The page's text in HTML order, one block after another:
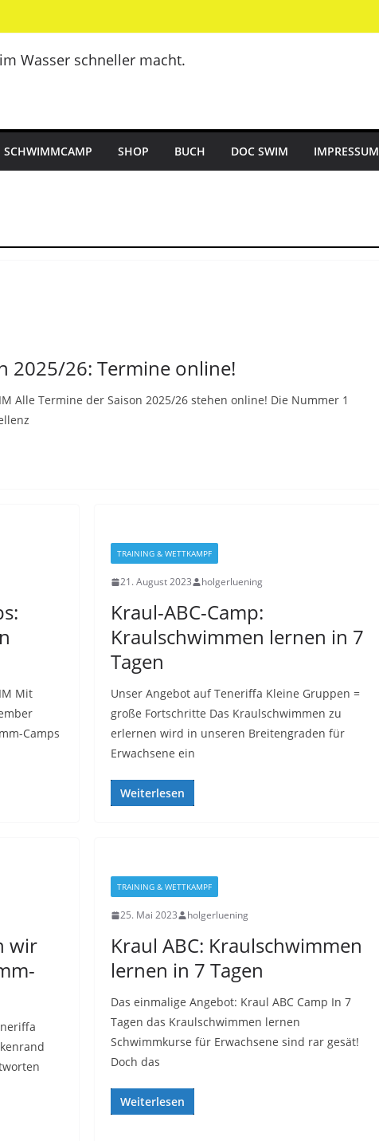
Wasser schneller macht.
SCHWIMMCAMP SHOP BUCH DOC SWIM IMPRESSUM
2025/26: Termine online!
Alle Termine der Saison 2025/26 stehen online! Die Nummer 1
Mit
Camps
TRAINING & WETTKAMPF
21. August 2023 holgerluening
Kraul-ABC-Camp:
Kraulschwimmen lernen in 7
Tagen
Unser Angebot auf Teneriffa Kleine Gruppen =
große Fortschritte Das Kraulschwimmen zu
erlernen wird in unseren Breitengraden für
Erwachsene ein
Weiterlesen
wir
TRAINING & WETTKAMPF
25. Mai 2023 holgerluening
Kraul ABC: Kraulschwimmen
lernen in 7 Tagen
Das einmalige Angebot: Kraul ABC Camp In 7
Tagen das Kraulschwimmen lernen
Schwimmkurse für Erwachsene sind rar gesät!
Doch das
Weiterlesen